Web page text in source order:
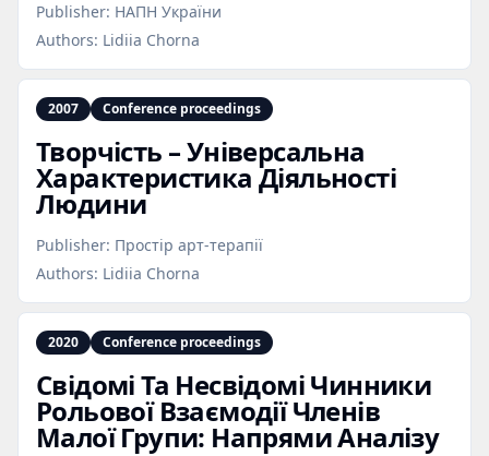
Publisher: НАПН України
Authors: Lidiia Chorna
2007 Conference proceedings
Творчість – Універсальна
Характеристика Діяльності
Людини
Publisher: Простір арт-терапії
Authors: Lidiia Chorna
2020 Conference proceedings
Свідомі Та Несвідомі Чинники
Рольової Взаємодії Членів
Малої Групи: Напрями Аналізу